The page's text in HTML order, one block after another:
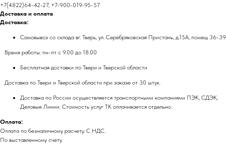
+7(4822)64-42-27, +7-900-019-95-57
Доставка и оплата
Доставка:
Самовывоз со склада вг. Тверь, ул. Серебряковская Пристань, д.15А, помещ 36-39
Время работы: пн-пт с 9.00 до 18.00
Бесплатная доставки по Твери и Тверской области
Доставка по Твери и Тверской области при заказе от 30 штук.
Доставка по России осуществляется транспортными компаниями ПЭК, СДЭК,
Деловые Линии. Стоимость услуг ТК оплачивается отдельно.
Оплата:
Оплата по безналичному расчету. С НДС.
По выставленному счету.